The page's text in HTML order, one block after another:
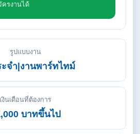
ครงานได้
รูปแบบงาน
ะจำ|งานพาร์ทไทม์
เงินเดือนที่ต้องการ
บาทขึ้นไป